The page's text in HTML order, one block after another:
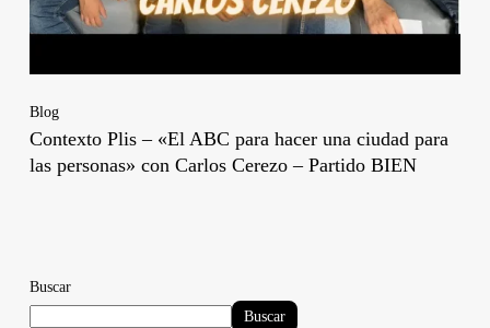
Blog
Contexto Plis – «El ABC para hacer una ciudad para
las personas» con Carlos Cerezo – Partido BIEN
Buscar
Buscar